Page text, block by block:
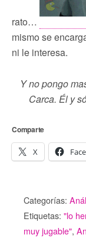
rato…
mismo se
ni le interesa.
Y no pongo
Carca. Él y
Comparte
X
Categorías:
Etiquetas: "lo
muy jugable",